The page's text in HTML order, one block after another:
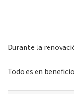
Durante la
Todo es en